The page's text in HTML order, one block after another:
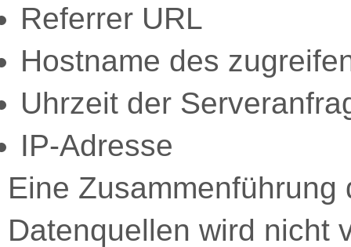
Referrer URL
Hostname des
Uhrzeit der
IP-Adresse
Eine
Datenquellen wird nicht